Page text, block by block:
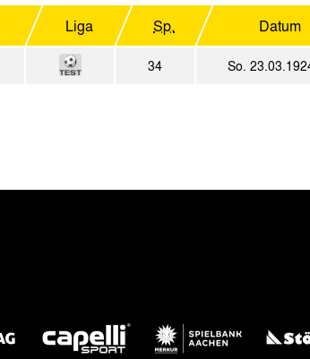
Liga Sp. Datum
34 So.